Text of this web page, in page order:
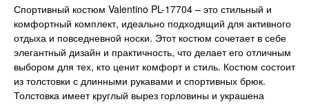
Спортивный костюм Valentino PL-17704 – это стильный и
комфортный комплект, идеально подходящий для активного
отдыха и повседневной носки. Этот костюм сочетает в себе
элегантный дизайн и практичность, что делает его отличным
выбором для тех, кто ценит комфорт и стиль. Костюм состоит
из толстовки с длинными рукавами и спортивных брюк.
Толстовка имеет круглый вырез горловины и украшена